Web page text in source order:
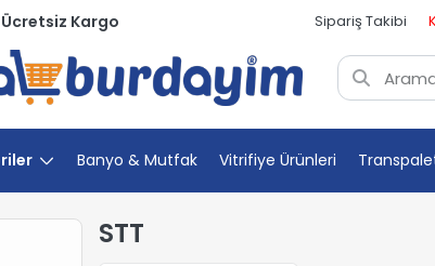
Kargo Sipariş Takibi
Banyo & Mutfak Vitrifiye Ürünleri
STT